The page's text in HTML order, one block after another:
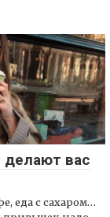
делают вас
еда с сахаром…